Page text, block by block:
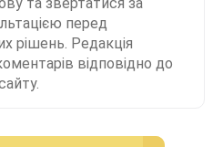
перед
рішень. Редакція
відповідно до